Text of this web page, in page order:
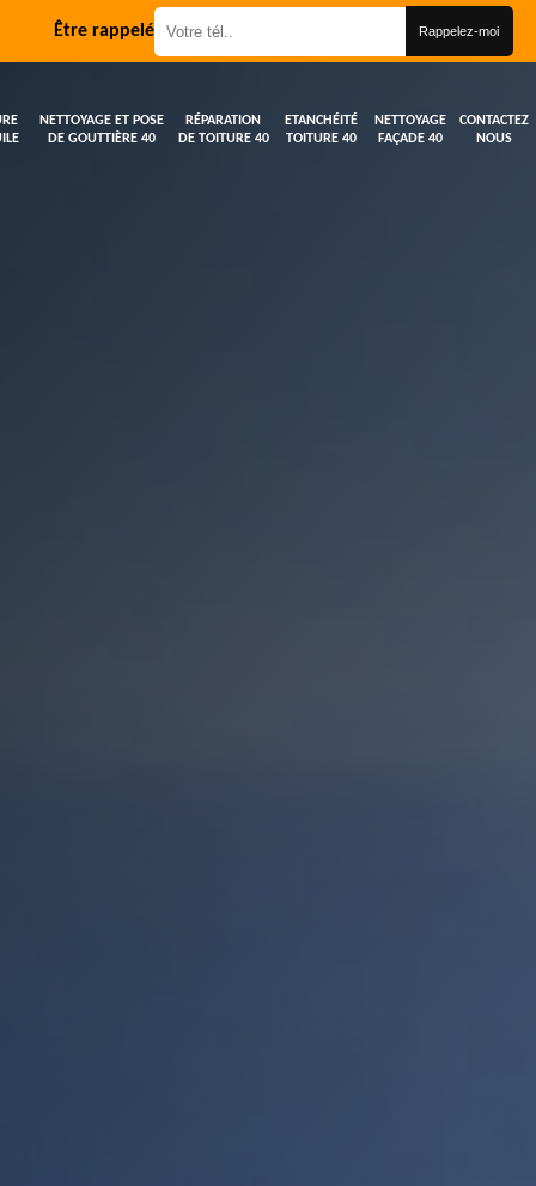
Être rappelé
NETTOYAGE ET POSE
DE GOUTTIÈRE 40
RÉPARATION
DE TOITURE 40
ETANCHÉITÉ
TOITURE 40
NETTOYAGE
FAÇADE 40
CONTACTEZ
NOUS